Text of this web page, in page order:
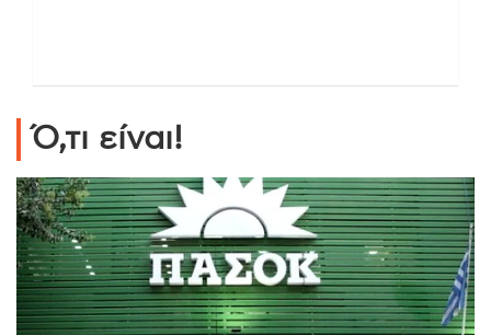
Ό,τι είναι!